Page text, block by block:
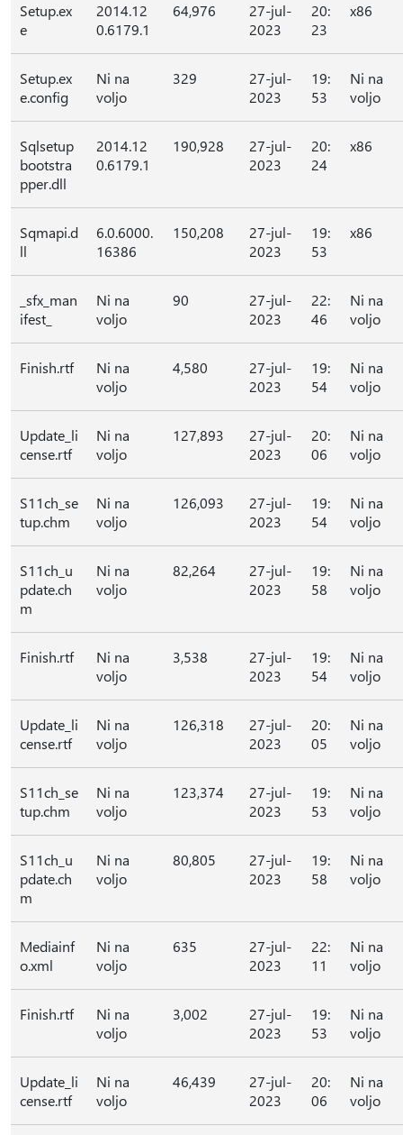
Setup.ex
e
2014.12
0.6179.1
64,976
27-jul-
2023
20:
23
x86
Setup.ex
e.config
Ni na
voljo
329
27-jul-
2023
19:
53
Ni na
voljo
Sqlsetup
bootstra
pper.dll
2014.12
0.6179.1
190,928
27-jul-
2023
20:
24
x86
Sqmapi.d
ll
6.0.6000.
16386
150,208
27-jul-
2023
19:
53
x86
_sfx_man
ifest_
Ni na
voljo
90
27-jul-
2023
22:
46
Ni na
voljo
Finish.rtf
Ni na
voljo
4,580
27-jul-
2023
19:
54
Ni na
voljo
Update_li
cense.rtf
Ni na
voljo
127,893
27-jul-
2023
20:
06
Ni na
voljo
S11ch_se
tup.chm
Ni na
voljo
126,093
27-jul-
2023
19:
54
Ni na
voljo
S11ch_u
pdate.ch
m
Ni na
voljo
82,264
27-jul-
2023
19:
58
Ni na
voljo
Finish.rtf
Ni na
voljo
3,538
27-jul-
2023
19:
54
Ni na
voljo
Update_li
cense.rtf
Ni na
voljo
126,318
27-jul-
2023
20:
05
Ni na
voljo
S11ch_se
tup.chm
Ni na
voljo
123,374
27-jul-
2023
19:
53
Ni na
voljo
S11ch_u
pdate.ch
m
Ni na
voljo
80,805
27-jul-
2023
19:
58
Ni na
voljo
Mediainf
o.xml
Ni na
voljo
635
27-jul-
2023
22:
11
Ni na
voljo
Finish.rtf
Ni na
voljo
3,002
27-jul-
2023
19:
53
Ni na
voljo
Update_li
cense.rtf
Ni na
voljo
46,439
27-jul-
2023
20:
06
Ni na
voljo